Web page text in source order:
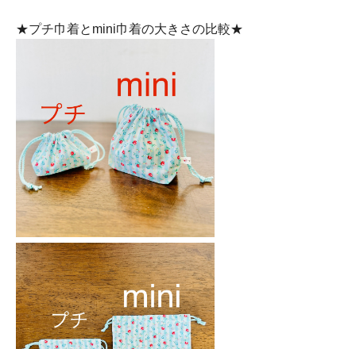
★プチ巾着とmini巾着の大きさの比較★